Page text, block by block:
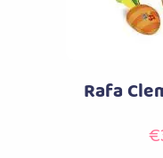
Rafa
€